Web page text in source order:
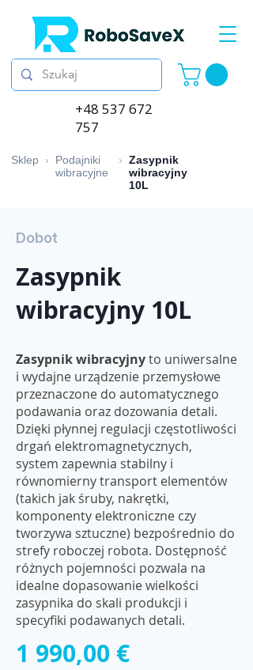
+48 537 672
757
Sklep ›
Podajniki
wibracyjne
› Zasypnik
wibracyjny
10L
Dobot
Zasypnik
wibracyjny 10L
Zasypnik wibracyjnyto uniwersalne
i wydajne urządzenie przemysłowe
przeznaczone do automatycznego
podawania oraz dozowania detali.
Dzięki płynnej regulacji częstotliwości
drgań elektromagnetycznych,
system zapewnia stabilny i
równomierny transport elementów
(takich jak śruby, nakrętki,
komponenty elektroniczne czy
tworzywa sztuczne) bezpośrednio do
strefy roboczej robota. Dostępność
różnych pojemności pozwala na
idealne dopasowanie wielkości
zasypnika do skali produkcji i
specyfiki podawanych detali.
1 990,00 €